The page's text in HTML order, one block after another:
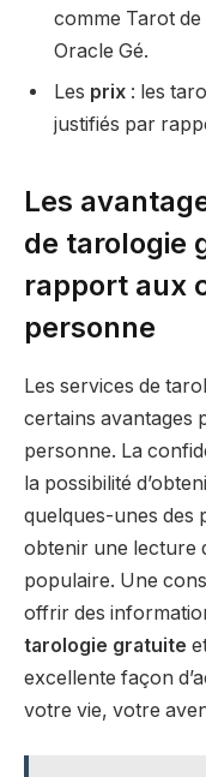
comme Tarot de
Oracle Gé.
Les prix : les
justifiés par
Les
de tarologie
rapport aux
personne
Les services de
certains avantages
personne. La
la possibilité
quelques-unes des
obtenir une lecture
populaire. Une
offrir des
tarologie gratuite
excellente façon
votre vie, votre